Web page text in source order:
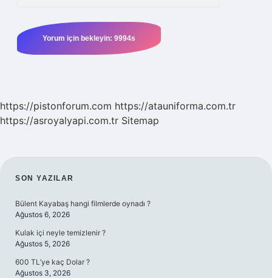
https://pistonforum.com https://atauniforma.com.tr
https://asroyalyapi.com.tr Sitemap
SIDEBAR
SON YAZILAR
Bülent Kayabaş hangi filmlerde oynadı ?
Ağustos 6, 2026
Kulak içi neyle temizlenir ?
Ağustos 5, 2026
600 TL’ye kaç Dolar ?
Ağustos 3, 2026